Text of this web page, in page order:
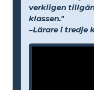
verkligen
klassen."
–Lärare i tredje